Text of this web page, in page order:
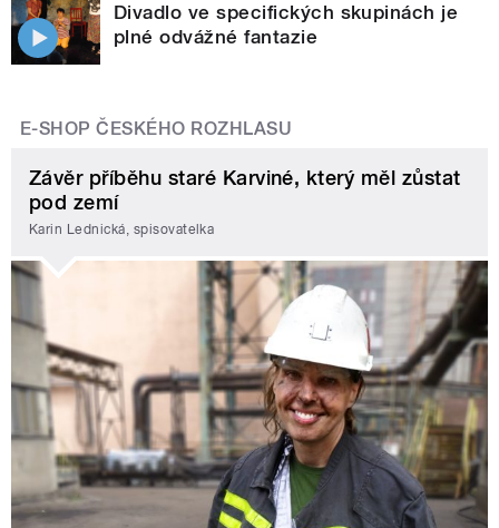
Divadlo ve specifických skupinách je
plné odvážné fantazie
E-SHOP ČESKÉHO ROZHLASU
Závěr příběhu staré Karviné, který měl zůstat
pod zemí
Karin Lednická, spisovatelka